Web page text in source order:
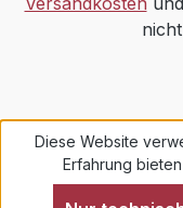
Diese Website
Erfahrung